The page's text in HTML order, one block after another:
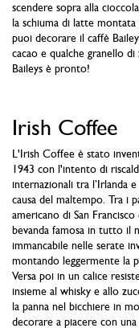
scendere sopra alla
la schiuma di latte
puoi decorare il caffè
cacao e qualche granello
Baileys è pronto!
Irish Coffee
L'Irish Coffee è stato
1943 con l'intento di
internazionali tra l’Irlanda
causa del maltempo. Tra i
americano di San
bevanda famosa in tutto il
immancabile nelle serate
montando leggermente la
Versa poi in un calice
insieme al whisky e allo
la panna nel bicchiere in
decorare a piacere con